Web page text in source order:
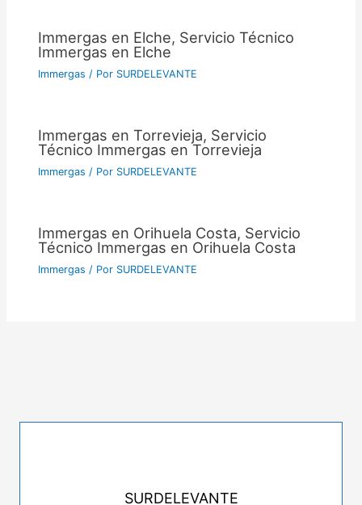
Immergas en Elche, Servicio Técnico
Immergas en Elche
Immergas / Por SURDELEVANTE
Immergas en Torrevieja, Servicio
Técnico Immergas en Torrevieja
Immergas / Por SURDELEVANTE
Immergas en Orihuela Costa, Servicio
Técnico Immergas en Orihuela Costa
Immergas / Por SURDELEVANTE
SURDELEVANTE